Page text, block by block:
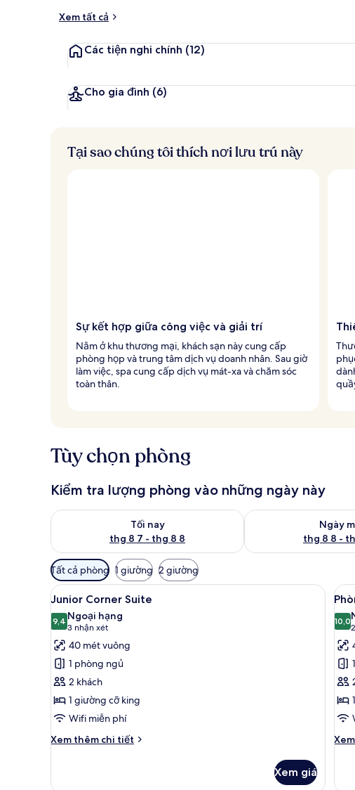
Xem tất cả
Các tiện nghi chính (12)
Cho gia đình (6)
Tại sao chúng tôi thích nơi lưu trú này
Sự kết hợp giữa công việc và giải trí
Nằm ở khu thương mại, khách sạn này cung cấp
phòng họp và trung tâm dịch vụ doanh nhân. Sau giờ
làm việc, spa cung cấp dịch vụ mát-xa và chăm sóc
toàn thân.
Tùy chọn phòng
Kiểm tra lượng phòng vào những ngày này
Tối nay
thg 8 7 - thg 8 8
Kiểm tra lượng phòng tối nay từ thg 8 7 - thg 8 8
Ngày
thg 8 8 -
Kiểm tra lượng
Bộ
lọc
có
thể
dùng
để
lọc
tìm
phòng
Tất cả phòng 1 giường 2 giường
Xem
tất
cả
ảnh
Junior
Corner
Suite
Minibar, két bảo mật tại phòng, bàn,
5
Junior Corner Suite
9,49,4 trên 10
Ngoại hạng
3 nhận xét
(3
nhận
xét)
40 mét vuông
1 phòng ngủ
2 khách
1 giường cỡ king
Wifi miễn phí
Xem thêm chi tiết
Chi
Xem giá
Xem
tất
cả
góc
6
10,0
Chi